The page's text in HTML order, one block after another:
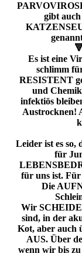
gibt
Es ist eine
schlimm
RESISTENT
und
infektiös
Austrocknen!
Leider ist es so,
für
für uns ist. Für
Die
Wir
sind, in der
Kot, aber auch
AUS. Über
wenn wir bis zu